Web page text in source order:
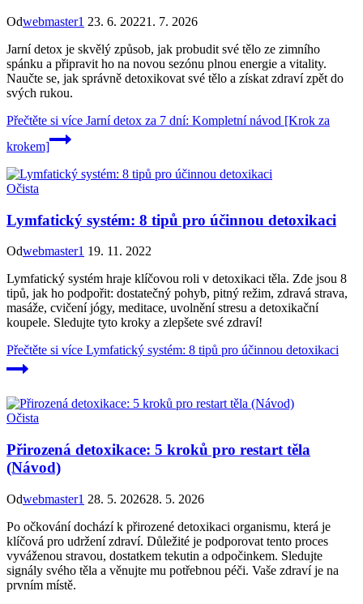
Odwebmaster1 23. 6. 20221. 7. 2026
Jarní detox je skvělý způsob, jak probudit své tělo ze zimního
spánku a připravit ho na novou sezónu plnou energie a vitality.
Naučte se, jak správně detoxikovat své tělo a získat zdraví zpět do
svých rukou.
Přečtěte si více Jarní detox za 7 dní: Kompletní návod [Krok za
krokem]
Očista
Lymfatický systém: 8 tipů pro účinnou detoxikaci
Odwebmaster1 19. 11. 2022
Lymfatický systém hraje klíčovou roli v detoxikaci těla. Zde jsou 8
tipů, jak ho podpořit: dostatečný pohyb, pitný režim, zdravá strava,
masáže, cvičení jógy, meditace, uvolnění stresu a detoxikační
koupele. Sledujte tyto kroky a zlepšete své zdraví!
Přečtěte si více Lymfatický systém: 8 tipů pro účinnou detoxikaci
Očista
Přirozená detoxikace: 5 kroků pro restart těla
(Návod)
Odwebmaster1 28. 5. 202628. 5. 2026
Po očkování dochází k přirozené detoxikaci organismu, která je
klíčová pro udržení zdraví. Důležité je podporovat tento proces
vyváženou stravou, dostatkem tekutin a odpočinkem. Sledujte
signály svého těla a věnujte mu potřebnou péči. Vaše zdraví je na
prvním místě.